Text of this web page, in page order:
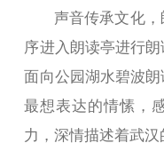
声音传承文化
序进入朗读亭进行
面向公园湖水碧波
最想表达的情愫，
力，深情描述着武汉